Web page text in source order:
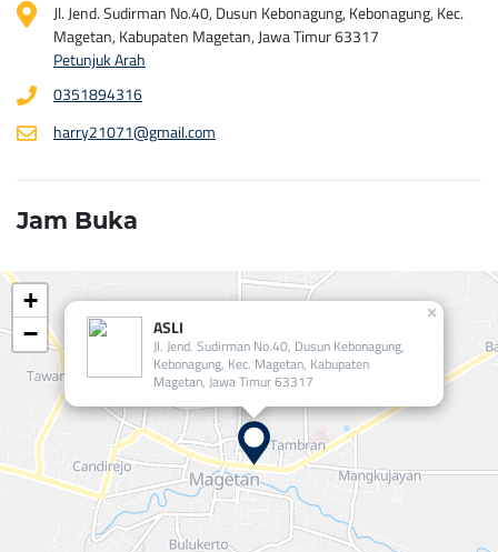
Jl. Jend. Sudirman No.40, Dusun Kebonagung, Kebonagung, Kec.
Magetan, Kabupaten Magetan, Jawa Timur 63317
Petunjuk Arah
0351894316
harry21071@gmail.com
Jam Buka
ASLI
Jl. Jend. Sudirman No.40, Dusun Kebonagung,
Kebonagung, Kec. Magetan, Kabupaten
Magetan, Jawa Timur 63317
×
+
−